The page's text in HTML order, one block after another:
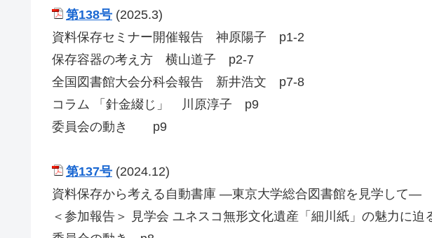
第138号 (2025.3)
資料保存セミナー開催報告 神原陽子 p1-2
保存容器の考え方 横山道子 p2-7
全国図書館大会分科会報告 新井浩文 p7-8
コラム 「針金綴じ」 川原淳子 p9
委員会の動き p9
第137号 (2024.12)
資料保存から考える自動書庫 ―東京大学総合図書館を見学して
＜参加報告＞ 見学会 ユネスコ無形文化遺産「細川紙」の魅力